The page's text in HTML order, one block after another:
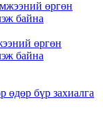
өргөн
байна